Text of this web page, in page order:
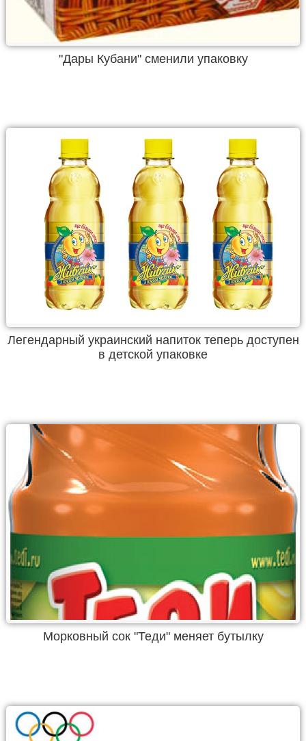
"Дары Кубани" сменили упаковку
Легендарный украинский напиток теперь доступен
в детской упаковке
Морковный сок "Теди" меняет бутылку